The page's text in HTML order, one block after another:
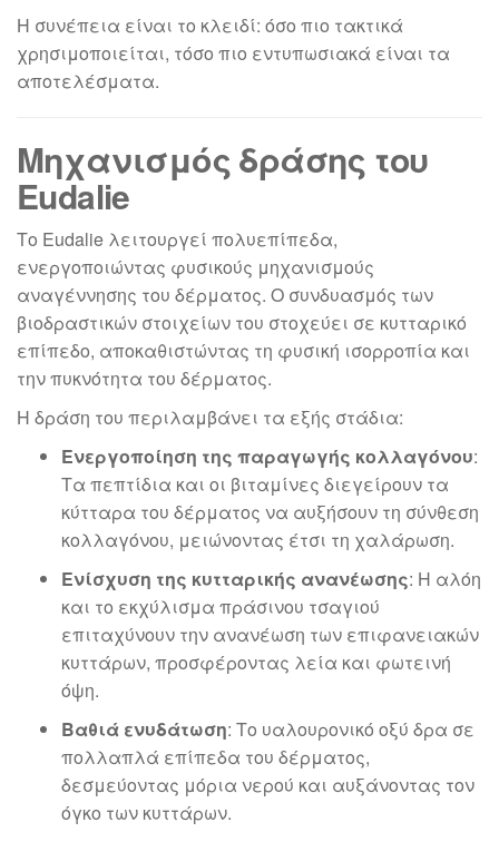
Η συνέπεια είναι το κλειδί: όσο πιο τακτικά
χρησιμοποιείται, τόσο πιο εντυπωσιακά είναι τα
αποτελέσματα.
Μηχανισμός δράσης του
Eudalie
Το Eudalie λειτουργεί πολυεπίπεδα,
ενεργοποιώντας φυσικούς μηχανισμούς
αναγέννησης του δέρματος. Ο συνδυασμός των
βιοδραστικών στοιχείων του στοχεύει σε κυτταρικό
επίπεδο, αποκαθιστώντας τη φυσική ισορροπία και
την πυκνότητα του δέρματος.
Η δράση του περιλαμβάνει τα εξής στάδια:
Ενεργοποίηση της παραγωγής κολλαγόνου:
Τα πεπτίδια και οι βιταμίνες διεγείρουν τα
κύτταρα του δέρματος να αυξήσουν τη σύνθεση
κολλαγόνου, μειώνοντας έτσι τη χαλάρωση.
Ενίσχυση της κυτταρικής ανανέωσης: Η αλόη
και το εκχύλισμα πράσινου τσαγιού
επιταχύνουν την ανανέωση των επιφανειακών
κυττάρων, προσφέροντας λεία και φωτεινή
όψη.
Βαθιά ενυδάτωση: Το υαλουρονικό οξύ δρα σε
πολλαπλά επίπεδα του δέρματος,
δεσμεύοντας μόρια νερού και αυξάνοντας τον
όγκο των κυττάρων.